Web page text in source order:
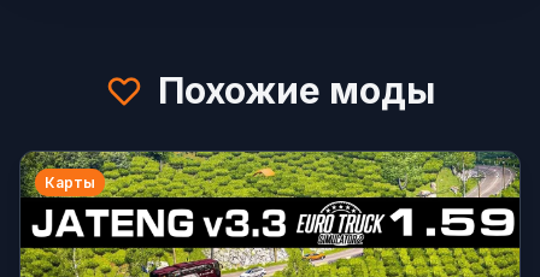
Похожие моды
Карты